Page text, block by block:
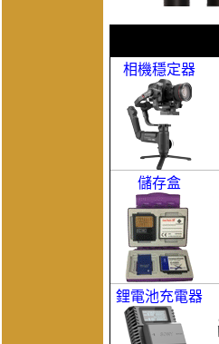
相機穩定器
儲存盒
鋰電池充電器